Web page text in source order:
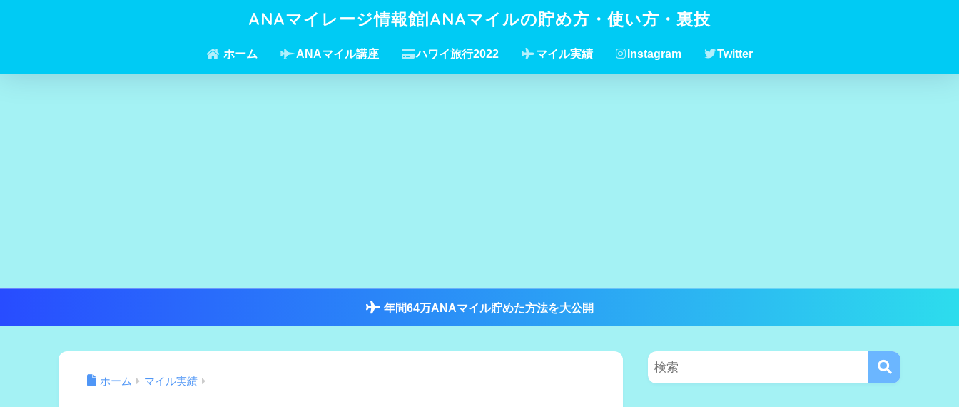
ANAマイレージ情報館|ANAマイルの貯め方・使い方・裏技
ホーム ANAマイル講座 ハワイ旅行2022 マイル実績 Instagram Twitter
年間64万ANAマイル貯めた方法を大公開
ホーム マイル実績